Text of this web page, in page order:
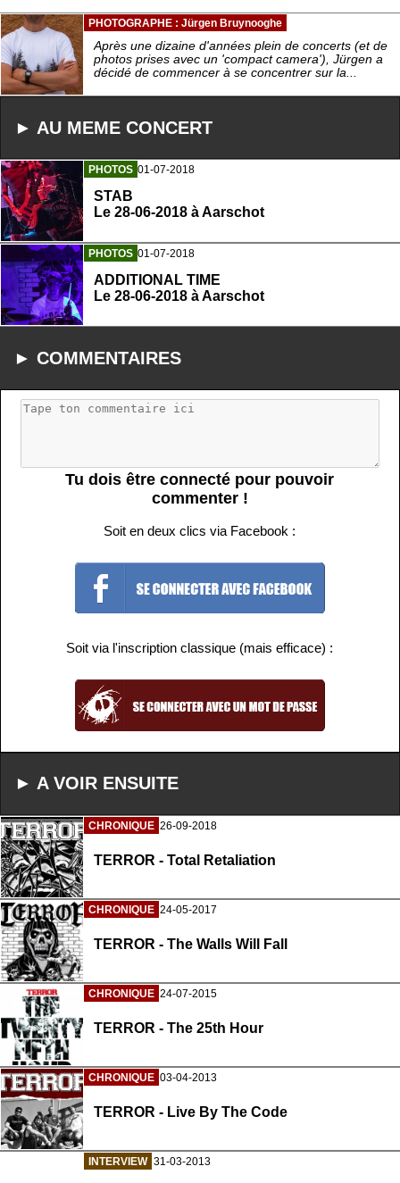
PHOTOGRAPHE : Jürgen Bruynooghe
Après une dizaine d'années plein de concerts (et de
photos prises avec un 'compact camera'), Jürgen a
décidé de commencer à se concentrer sur la...
► AU MEME CONCERT
PHOTOS 01-07-2018
STAB
Le 28-06-2018 à Aarschot
PHOTOS 01-07-2018
ADDITIONAL TIME
Le 28-06-2018 à Aarschot
► COMMENTAIRES
Tu dois être connecté pour pouvoir
commenter !
Soit en deux clics via Facebook :
Soit via l'inscription classique (mais efficace) :
► A VOIR ENSUITE
CHRONIQUE 26-09-2018
TERROR - Total Retaliation
CHRONIQUE 24-05-2017
TERROR - The Walls Will Fall
CHRONIQUE 24-07-2015
TERROR - The 25th Hour
CHRONIQUE 03-04-2013
TERROR - Live By The Code
INTERVIEW 31-03-2013